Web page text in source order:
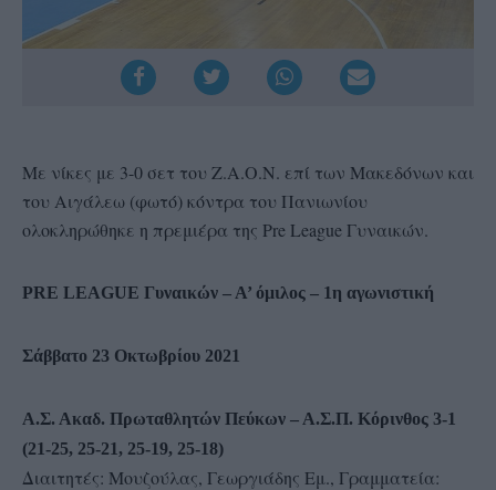
Με νίκες με 3-0 σετ του Ζ.Α.Ο.Ν. επί των Μακεδόνων και
του Αιγάλεω (φωτό) κόντρα του Πανιωνίου
ολοκληρώθηκε η πρεμιέρα της Pre League Γυναικών.
PRE LEAGUE Γυναικών – Α’ όμιλος – 1η αγωνιστική
Σάββατο 23 Οκτωβρίου 2021
Α.Σ. Ακαδ. Πρωταθλητών Πεύκων – Α.Σ.Π. Κόρινθος 3-1
(21-25, 25-21, 25-19, 25-18)
Διαιτητές: Μουζούλας, Γεωργιάδης Εμ., Γραμματεία: